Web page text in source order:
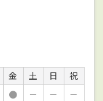
金 土 日
祝
● － －
－